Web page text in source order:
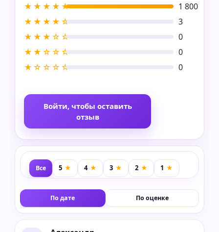
★★★★★
1 800
★★★★☆
3
★★★☆☆
0
★★☆☆☆
0
★☆☆☆☆
0
Войти, чтобы оставить
отзыв
Все
По дате По оценке